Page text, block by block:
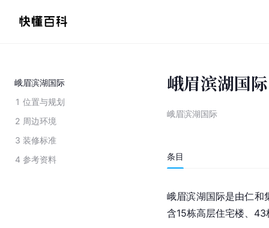
峨眉滨湖国际
1 位置与规划
2 周边环境
3 装修标准
4 参考资料
峨眉滨湖国际
峨眉滨湖国际
条目
峨眉滨湖国际是由仁和
含15栋高层住宅楼、